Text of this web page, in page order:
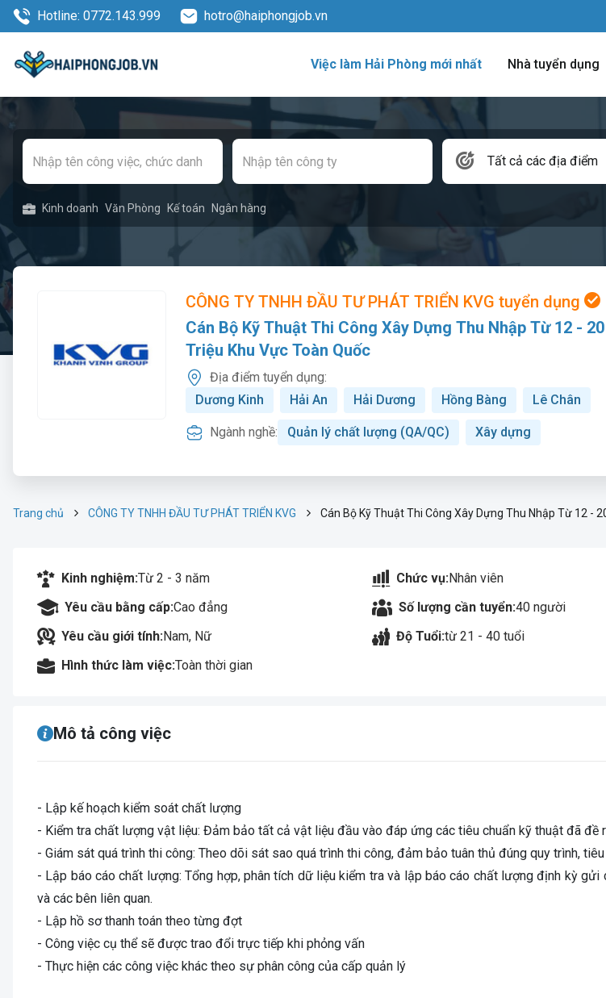
Hotline: 0772.143.999 hotro@haiphongjob.vn
Việc làm Hải Phòng mới nhất Nhà tuyển dụng
Tất cả các địa điểm
Kinh doanh Văn Phòng Kế toán Ngân hàng
CÔNG TY TNHH ĐẦU TƯ PHÁT TRIỂN KVG tuyển dụng
Cán Bộ Kỹ Thuật Thi Công Xây Dựng Thu Nhập Từ 12 - 20
Triệu Khu Vực Toàn Quốc
Địa điểm tuyển dụng:
Dương Kinh
Hải An Hải Dương Hồng Bàng Lê Chân
Ngành nghề: Quản lý chất lượng (QA/QC) Xây dựng
Trang chủ CÔNG TY TNHH ĐẦU TƯ PHÁT TRIỂN KVG Cán Bộ Kỹ Thuật Thi Công Xây Dựng Thu Nhập Từ 12 -
Kinh nghiệm:Từ 2 - 3 năm Chức vụ:Nhân viên
Yêu cầu bằng cấp:Cao đẳng Số lượng cần tuyển:40 người
Yêu cầu giới tính:Nam, Nữ Độ Tuổi:từ 21 - 40 tuổi
Hình thức làm việc:Toàn thời gian
Mô tả công việc
- Lập kế hoạch kiểm soát chất lượng
- Kiểm tra chất lượng vật liệu: Đảm bảo tất cả vật liệu đầu vào đáp ứng các tiêu chuẩn kỹ thuật đã đề
- Giám sát quá trình thi công: Theo dõi sát sao quá trình thi công, đảm bảo tuân thủ đúng quy trình, tiêu
- Lập báo cáo chất lượng: Tổng hợp, phân tích dữ liệu kiểm tra và lập báo cáo chất lượng định kỳ gửi
và các bên liên quan.
- Lập hồ sơ thanh toán theo từng đợt
- Công việc cụ thể sẽ được trao đổi trực tiếp khi phỏng vấn
- Thực hiện các công việc khác theo sự phân công của cấp quản lý